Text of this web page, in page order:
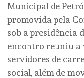
Municipal de
promovida pela
sob a presidência
encontro reuniu a
servidores de
social, além de